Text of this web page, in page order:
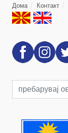
Дома Контакт